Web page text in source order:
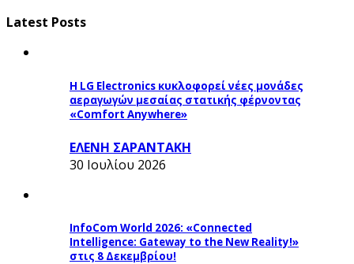
Latest Posts
Η LG Electronics κυκλοφορεί νέες μονάδες
αεραγωγών μεσαίας στατικής φέρνοντας
«Comfort Anywhere»
ΕΛΕΝΗ ΣΑΡΑΝΤΑΚΗ
30 Ιουλίου 2026
InfoCom World 2026: «Connected
Intelligence: Gateway to the New Reality!»
στις 8 Δεκεμβρίου!